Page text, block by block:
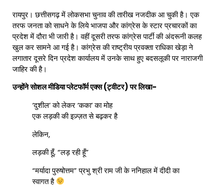
रायपुर। छत्तीसगढ़ में लोकसभा चुनाव की तारीख नजदीक आ चुकी है। एक
तरफ जनता को साधने के लिये भाजपा और कांग्रेस के स्टार प्रचारकों का
प्रदेश में दौरा भी जारी है। वहीं दूसरी तरफ कांग्रेस पार्टी की अंदरूनी कलह
खुल कर सामने आ गई है। कांग्रेस की राष्ट्रीय प्रवक्ता राधिका खेड़ा ने
लगातार दूसरे दिन प्रदेश कार्यालय में उनके साथ हुए बदसलूकी पर नाराजगी
जाहिर की है।
उन्होंने सोशल मीडिया प्लेटफॉर्म एक्स (ट्वीटर) पर लिखा-
‘दुशील’ को लेकर ‘कका’ का मोह
एक लड़की की इज़्ज़त से बढ़कर है
लेकिन,
लड़की हूँ, “लड़ रही हूँ”
“मर्यादा पुरुषोत्तम” प्रभु श्री राम जी के ननिहाल में दीदी का
स्वागत है